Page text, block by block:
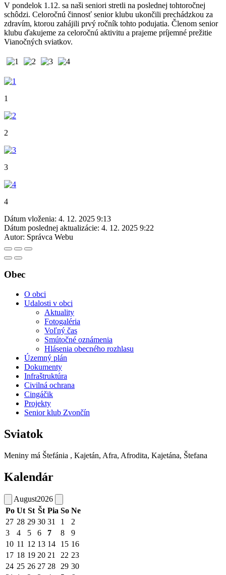
V pondelok 1.12. sa naši seniori stretli na poslednej tohtoročnej
schôdzi. Celoročnú činnosť senior klubu ukončili prechádzkou za
zdravím, ktorou zahájili prvý ročník tohto podujatia. Členom senior
klubu ďakujeme za celoročnú aktivitu a prajeme príjemné prežitie
Vianočných sviatkov.
1
2
3
4
Dátum vloženia: 4. 12. 2025 9:13
Dátum poslednej aktualizácie: 4. 12. 2025 9:22
Autor: Správca Webu
Obec
O obci
Udalosti v obci
Aktuality
Fotogaléria
Voľný čas
Smútočné oznámenia
Hlásenia obecného rozhlasu
Územný plán
Dokumenty
Infraštruktúra
Civilná ochrana
Cingáčik
Projekty
Senior klub Zvončín
Sviatok
Meniny má Štefánia , Kajetán, Afra, Afrodita, Kajetána, Štefana
Kalendár
August2026
Po Ut St Št Pia So Ne
27 28 29 30 31 1
2
3
4 5 6 7 8
9
10 11 12 13 14 15 16
17 18 19 20 21 22 23
24 25 26 27 28 29 30